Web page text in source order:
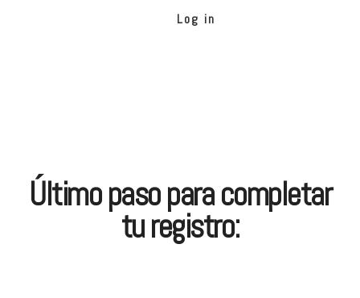
Log in
Último paso para completar
tu registro: